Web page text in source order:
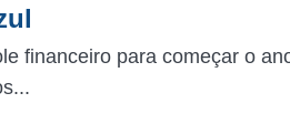
financeiro para começar o